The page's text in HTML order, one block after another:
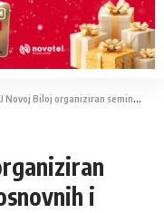
organiziran seminar za ravnatelje osnovnih i srednjih škola u KSB
i